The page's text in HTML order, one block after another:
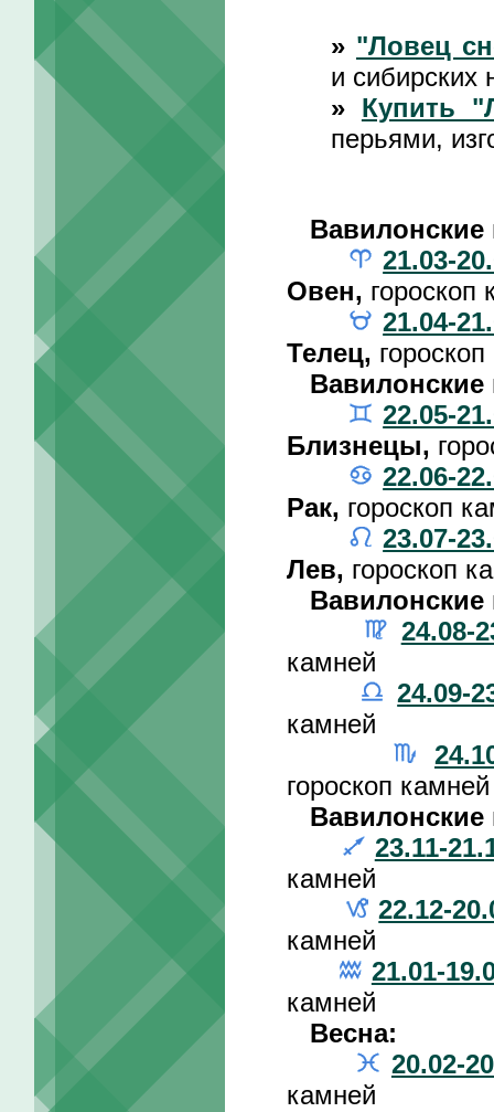
» "Ловец
и сибирских
» Купить
перьями,
21.03-
Овен, гороскоп
21.04-
Телец,
22.05-
Близнецы,
22.06-
Рак, гороскоп
23.07-
Лев, гороскоп
24.08-
камней
24.09-
камней
гороскоп камней
23.11-
камней
22.12-
камней
21.01-
камней
Весна:
20.02-
камней